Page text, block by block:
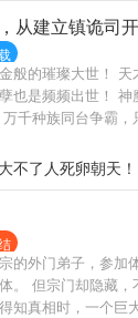
来，却也只能等在
时开门的。“什么？
不可能！”齐乐如是
从建立镇诡司
般的璀璨大世！
也是频频出世！ 神
千种族同台争霸，
朝，穿越十八载的
只要是敌人，都可以
奖励！ 姜叶寒：什
圾诡异，通通都给
深渊！
不了人死卵朝天！
的外门弟子，参加
。 但宗门却隐藏
知真相时，一个巨